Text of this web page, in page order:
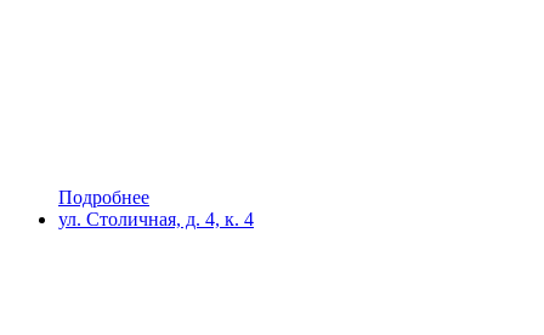
Подробнее
ул. Столичная, д. 4, к. 4